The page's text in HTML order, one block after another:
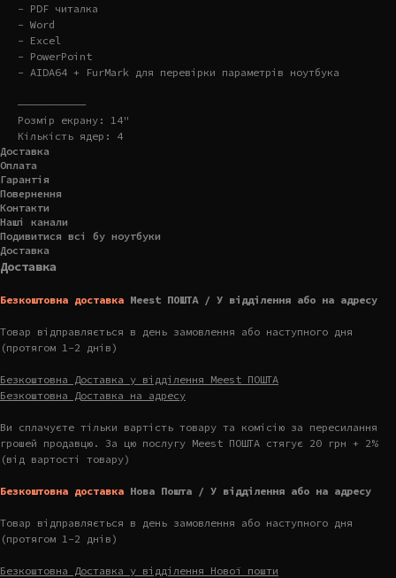
- PDF читалка
- Word
- Excel
- PowerPoint
- AIDA64 + FurMark для перевірки параметрів ноутбука
———————————
Розмір екрану: 14"
Кількість ядер: 4
Доставка
Оплата
Гарантія
Повернення
Контакти
Наші канали
Подивитися всі бу ноутбуки
Доставка
Доставка
Безкоштовна доставка Meest ПОШТА / У відділення або на адресу
Товар відправляється в день замовлення або наступного дня
(протягом 1-2 днів)
Безкоштовна Доставка у відділення Meest ПОШТА
Безкоштовна Доставка на адресу
Ви сплачуєте тільки вартість товару та комісію за пересилання
грошей продавцю. За цю послугу Meest ПОШТА стягує 20 грн + 2%
(від вартості товару)
Безкоштовна доставка Нова Пошта / У відділення або на адресу
Товар відправляється в день замовлення або наступного дня
(протягом 1-2 днів)
Безкоштовна Доставка у відділення Нової пошти